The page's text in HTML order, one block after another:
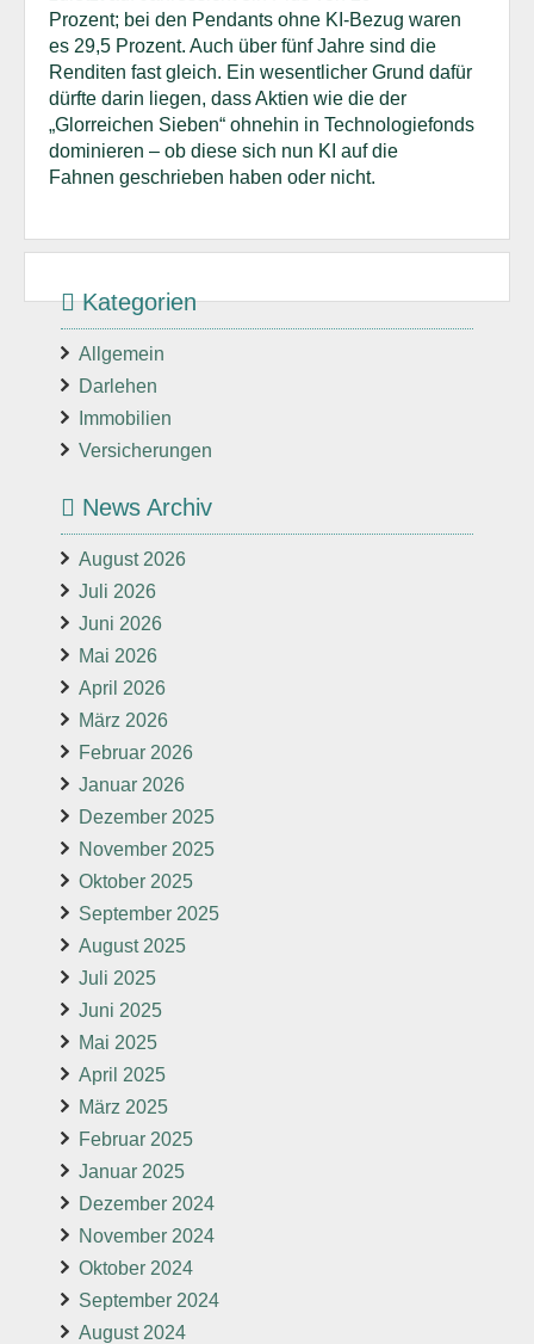
Prozent; bei den Pendants ohne KI-Bezug waren
es 29,5 Prozent. Auch über fünf Jahre sind die
Renditen fast gleich. Ein wesentlicher Grund dafür
dürfte darin liegen, dass Aktien wie die der
„Glorreichen Sieben“ ohnehin in Technologiefonds
dominieren – ob diese sich nun KI auf die
Fahnen geschrieben haben oder nicht.
Kategorien
Allgemein
Darlehen
Immobilien
Versicherungen
News Archiv
August 2026
Juli 2026
Juni 2026
Mai 2026
April 2026
März 2026
Februar 2026
Januar 2026
Dezember 2025
November 2025
Oktober 2025
September 2025
August 2025
Juli 2025
Juni 2025
Mai 2025
April 2025
März 2025
Februar 2025
Januar 2025
Dezember 2024
November 2024
Oktober 2024
September 2024
August 2024